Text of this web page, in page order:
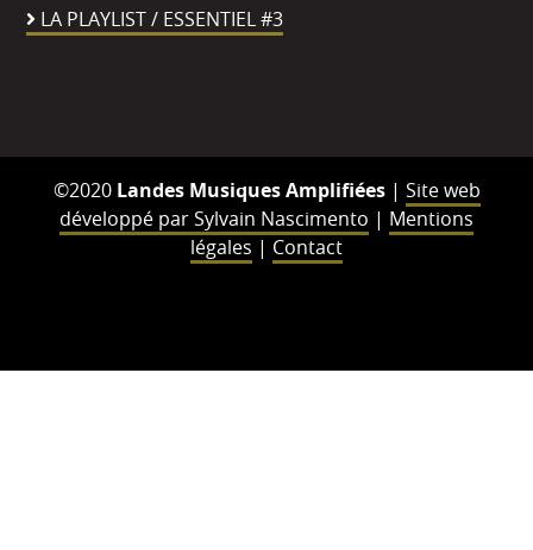
LA PLAYLIST / ESSENTIEL #3
©2020 Landes Musiques Amplifiées| Site web
développé par Sylvain Nascimento | Mentions
légales | Contact